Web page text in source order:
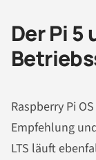
Der Pi 5
Raspberry Pi
Empfehlung
LTS läuft